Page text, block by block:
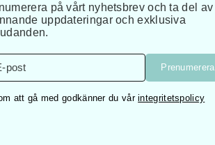
på vårt nyhetsbrev och ta del av
uppdateringar och exklusiva
post Prenumerera
att gå med godkänner du vårintegritetspolicy